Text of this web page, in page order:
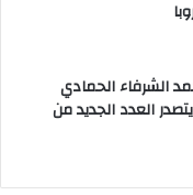
الشرفاء الحمادي
العدد الجديد من